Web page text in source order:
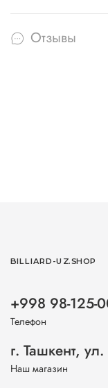
Отзывы
BILLIARD-UZ.SHOP
+998 98-125-
Телефон
г. Ташкент,
Наш магазин